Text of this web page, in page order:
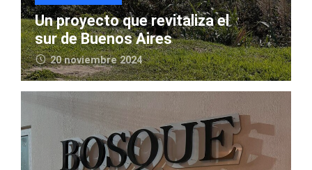
Un proyecto que revitaliza el
sur de Buenos Aires
20 noviembre 2024